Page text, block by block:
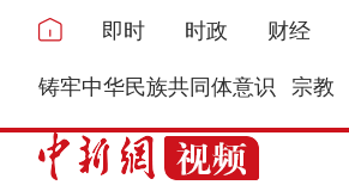
即时 时政 财经
铸牢中华民族共同体意识 宗教